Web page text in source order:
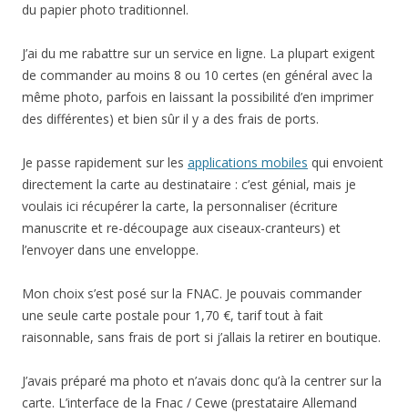
du papier photo traditionnel.
J’ai du me rabattre sur un service en ligne. La plupart exigent
de commander au moins 8 ou 10 certes (en général avec la
même photo, parfois en laissant la possibilité d’en imprimer
des différentes) et bien sûr il y a des frais de ports.
Je passe rapidement sur les applications mobiles qui envoient
directement la carte au destinataire : c’est génial, mais je
voulais ici récupérer la carte, la personnaliser (écriture
manuscrite et re-découpage aux ciseaux-cranteurs) et
l’envoyer dans une enveloppe.
Mon choix s’est posé sur la FNAC. Je pouvais commander
une seule carte postale pour 1,70 €, tarif tout à fait
raisonnable, sans frais de port si j’allais la retirer en boutique.
J’avais préparé ma photo et n’avais donc qu’à la centrer sur la
carte. L’interface de la Fnac / Cewe (prestataire Allemand